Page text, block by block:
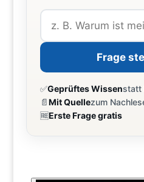
Frage
✅Geprüftes Wissenstatt
📄Mit Quellezum
🆓Erste Frage gratis